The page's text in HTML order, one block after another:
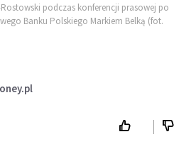
podczas konferencji prasowej po
Banku Polskiego Markiem Belką (fot.